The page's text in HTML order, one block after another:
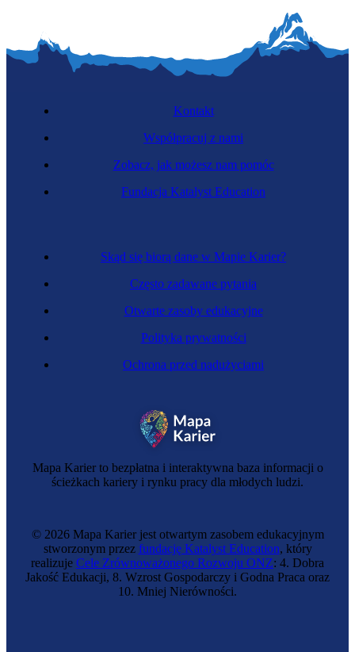
Koszykarka-plecionkarka
Mapa Karier to bezpłatna i interaktywna baza informacji o
ścieżkach kariery i rynku pracy dla młodych ludzi.
Skąd się biorą dane w Mapie Karier?
Często zadawane pytania
Otwarte zasoby edukacyjne
Polityka prywatności
Ochrona przed nadużyciami
Kontakt
Współpracuj z nami
Zobacz, jak możesz nam pomóc
Fundacja Katalyst Education
© 2026 Mapa Karier jest otwartym zasobem edukacyjnym
stworzonym przez fundację Katalyst Education, który
realizuje Cele Zrównoważonego Rozwoju ONZ: 4. Dobra
Jakość Edukacji, 8. Wzrost Gospodarczy i Godna Praca oraz
10. Mniej Nierówności.